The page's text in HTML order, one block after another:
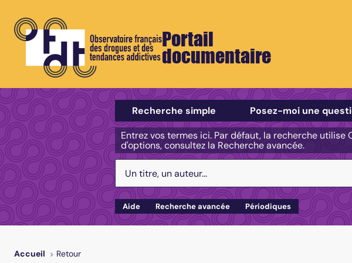
Portail
documentaire
Sélectionner un type de recherche
Recherche simple
Posez-moi une
Entrez vos termes ici. Par défaut, la recherche utilise
d'options, consultez la Recherche avancée.
Aide Recherche avancée Périodiques
Accueil Retour